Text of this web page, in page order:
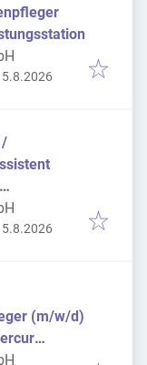
Veröffentlicht
5.8.2026
/
Veröffentlicht
5.8.2026
(m/w/d)